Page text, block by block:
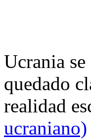
Ucrania
quedado
realidad
ucraniano)